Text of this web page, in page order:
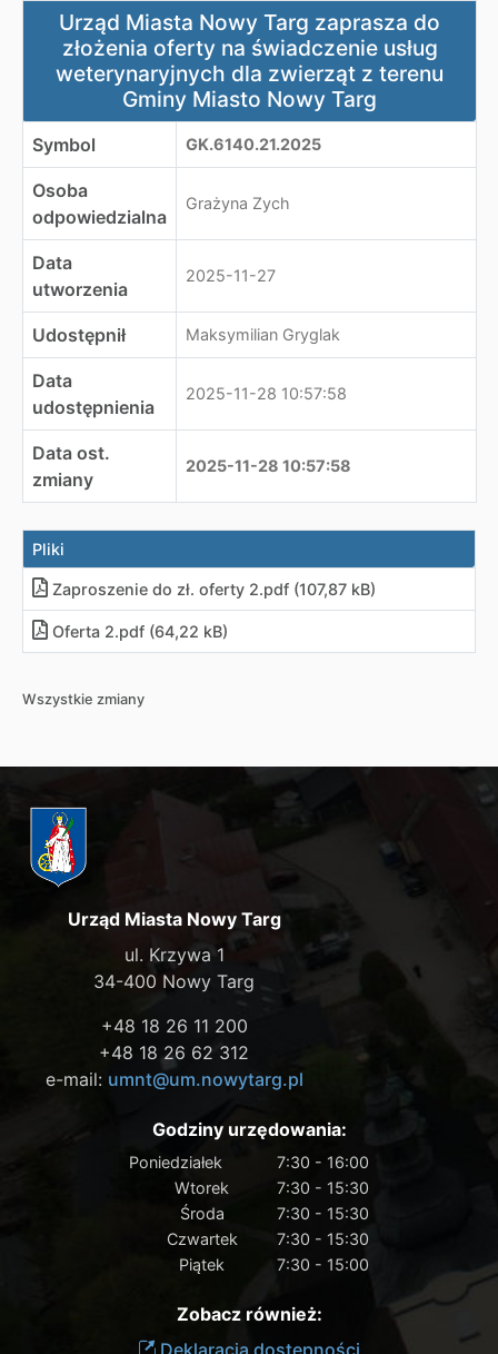
Urząd Miasta Nowy Targ zaprasza do złożenia oferty
Urząd Miasta Nowy Targ zaprasza do
złożenia oferty na świadczenie usług
weterynaryjnych dla zwierząt z terenu
Gminy Miasto Nowy Targ
Symbol GK.6140.21.2025
Osoba
odpowiedzialna
Grażyna Zych
Data
utworzenia
2025-11-27
Udostępnił Maksymilian Gryglak
Data
udostępnienia
2025-11-28 10:57:58
Data ost.
zmiany
2025-11-28 10:57:58
Pliki
Zaproszenie do zł. oferty 2.pdf (107,87 kB)
Oferta 2.pdf (64,22 kB)
Wszystkie zmiany
Urząd Miasta Nowy Targ
ul. Krzywa 1
34-400 Nowy Targ
+48 18 26 11 200
+48 18 26 62 312
e-mail: umnt@um.nowytarg.pl
Godziny urzędowania:
Poniedziałek
7:30 - 16:00
Wtorek
7:30 - 15:30
Środa
7:30 - 15:30
Czwartek
7:30 - 15:30
Piątek
7:30 - 15:00
Zobacz również:
Deklaracja dostępności